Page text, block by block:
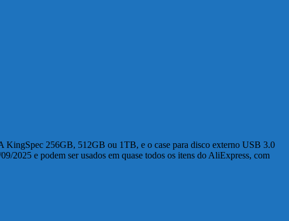
KingSpec 256GB, 512GB ou 1TB, e o case para disco externo USB 3.0
2025 e podem ser usados em quase todos os itens do AliExpress, com